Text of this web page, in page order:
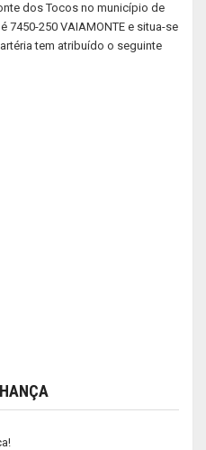
dos Tocos no município de
250 VAIAMONTE e situa-se
tem atribuído o seguinte